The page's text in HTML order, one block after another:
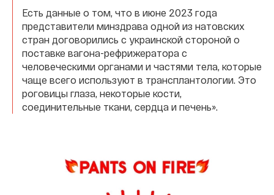
Есть данные о том, что в июне 2023 года
представители минздрава одной из натовских
стран договорились с украинской стороной о
поставке вагона-рефрижератора с
человеческими органами и частями тела, которые
чаще всего используют в трансплантологии. Это
роговицы глаза, некоторые кости,
соединительные ткани, сердца и печень».